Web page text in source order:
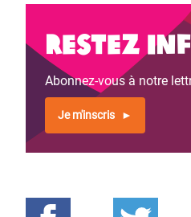
Restez
Abonnez-vous à notre
Je m'inscris